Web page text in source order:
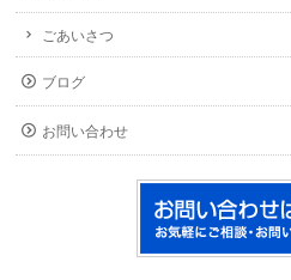
ごあいさつ
ブログ
お問い合わせ